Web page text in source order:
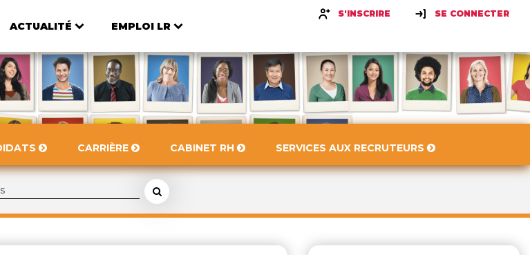
ACTUALITÉ EMPLOI LR
S'INSCRIRE SE CONNECTER
CARRIÈRE CABINET RH SERVICES AUX RECRUTEURS